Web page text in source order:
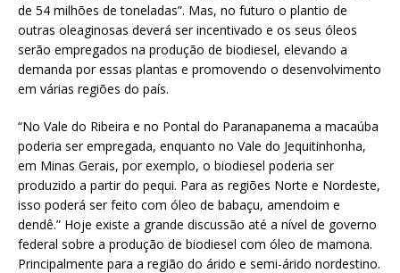
de 54 milhões de toneladas”. Mas, no futuro o plantio de
outras oleaginosas deverá ser incentivado e os seus óleos
serão empregados na produção de biodiesel, elevando a
demanda por essas plantas e promovendo o desenvolvimento
em várias regiões do país.
“No Vale do Ribeira e no Pontal do Paranapanema a macaúba
poderia ser empregada, enquanto no Vale do Jequitinhonha,
em Minas Gerais, por exemplo, o biodiesel poderia ser
produzido a partir do pequi. Para as regiões Norte e Nordeste,
isso poderá ser feito com óleo de babaçu, amendoim e
dendê.” Hoje existe a grande discussão até a nível de governo
federal sobre a produção de biodiesel com óleo de mamona.
Principalmente para a região do árido e semi-árido nordestino.